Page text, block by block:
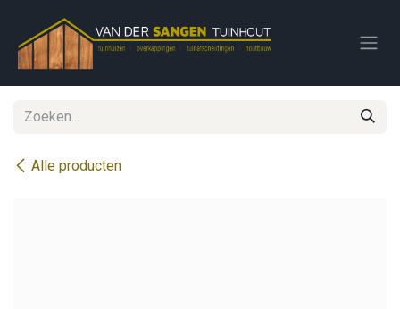
Alle producten